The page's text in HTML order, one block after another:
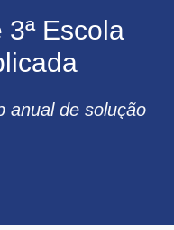
Escola
anual de solução